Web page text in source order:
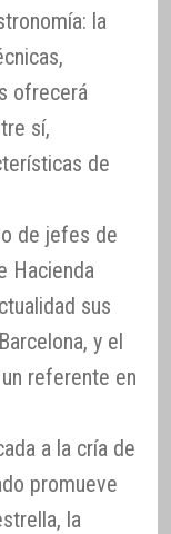
la
ofrecerá
sí,
de
de jefes de
Hacienda
sus
y el
referente en
a la cría de
promueve
la